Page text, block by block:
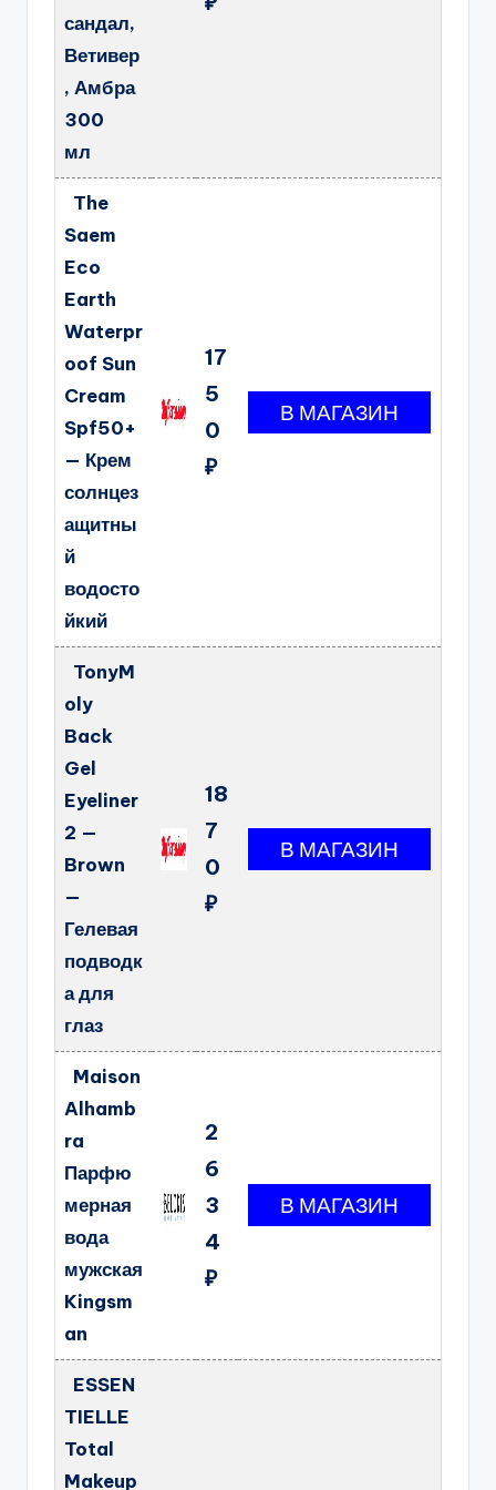
сандал,
Ветивер
, Амбра
300
мл
The
Saem
Eco
Earth
Waterpr
oof Sun
Cream
Spf50+
— Крем
солнцез
ащитны
й
водосто
йкий
17
5
0
₽
TonyM
oly
Back
Gel
Eyeliner
2 —
Brown
—
Гелевая
подводк
а для
глаз
18
7
0
₽
Maison
Alhamb
ra
Парфю
мерная
вода
мужская
Kingsm
an
2
6
3
4
₽
ESSEN
TIELLE
Total
Makeup